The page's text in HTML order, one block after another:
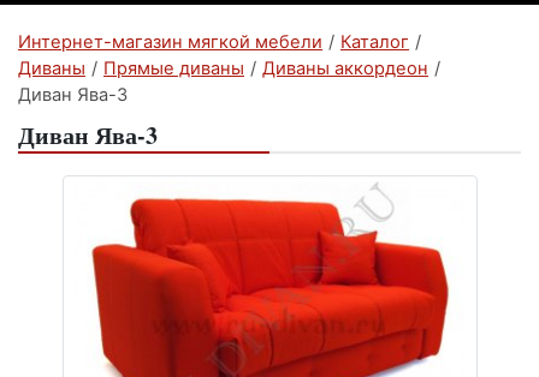
Интернет-магазин мягкой мебели / Каталог /
Диваны / Прямые диваны / Диваны аккордеон /
Диван Ява-3
Диван Ява-3